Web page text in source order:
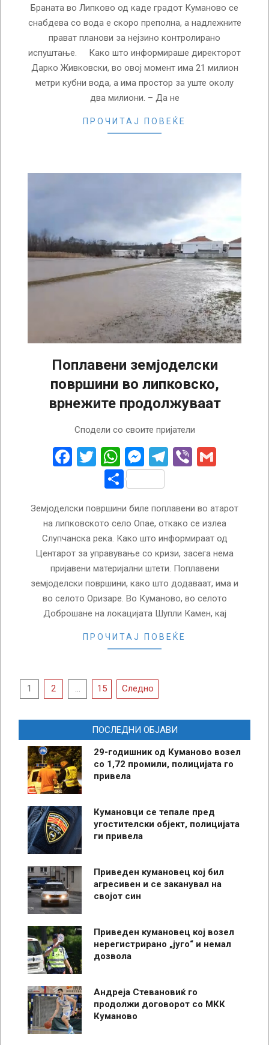
Браната во Липково од каде градот Куманово се
снабдева со вода е скоро преполна, а надлежните
прават планови за нејзино контролирано
испуштање. Како што информираше директорот
Дарко Живковски, во овој момент има 21 милион
метри кубни вода, а има простор за уште околу
два милиони. – Да не
ПРОЧИТАЈ ПОВЕЌЕ
Поплавени земјоделски
површини во липковско,
врнежите продолжуваат
Сподели со своите пријатели
Facebook
Twitter
WhatsApp
Messenger
Telegram
Viber
Share
Земјоделски површини биле поплавени во атарот
на липковското село Опае, откако се излеа
Слупчанска река. Како што информираат од
Центарот за управување со кризи, засега нема
пријавени материјални штети. Поплавени
земјоделски површини, како што додаваат, има и
во селото Оризаре. Во Куманово, во селото
Доброшане на локацијата Шупли Камен, кај
ПРОЧИТАЈ ПОВЕЌЕ
Posts
1 2 … 15 Следно
ПОСЛЕДНИ ОБЈАВИ
29-годишник од Куманово возел
со 1,72 промили, полицијата го
привела
Кумановци се тепале пред
угостителски објект, полицијата
ги привела
Приведен кумановец кој бил
агресивен и се заканувал на
својот син
Приведен кумановец кој возел
нерегистрирано „југо“ и немал
дозвола
Андреја Стевановиќ го
продолжи договорот со МКК
Куманово